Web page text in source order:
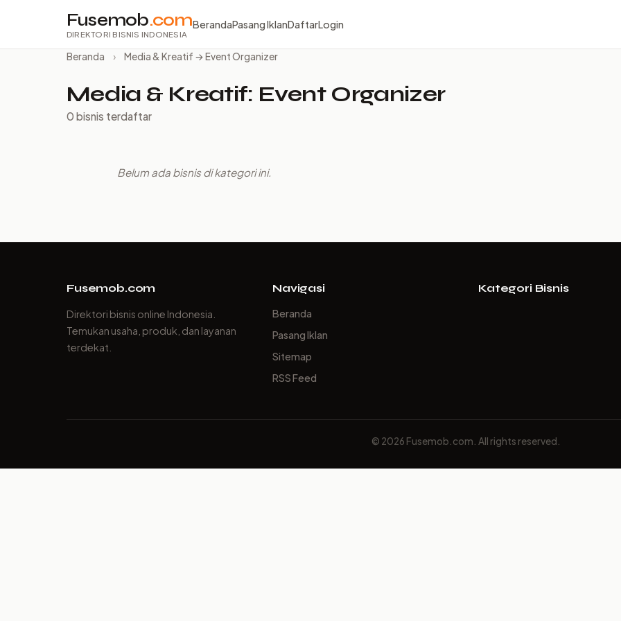
Fusemob.com
DIREKTORI BISNIS INDONESIA
BerandaPasang IklanDaftarLogin
Beranda › Media & Kreatif → Event Organizer
Media & Kreatif: Event Organizer
0 bisnis terdaftar
Belum ada bisnis di kategori ini.
Fusemob.com
Direktori bisnis online Indonesia.
Temukan usaha, produk, dan layanan
terdekat.
Navigasi
Beranda
Pasang Iklan
Sitemap
RSS Feed
Kategori Bisnis
© 2026 Fusemob.com. All rights reserved.